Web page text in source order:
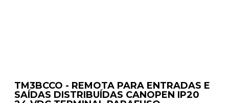
TM3BCCO - REMOTA PARA ENTRADAS E
SAÍDAS DISTRIBUÍDAS CANOPEN IP20